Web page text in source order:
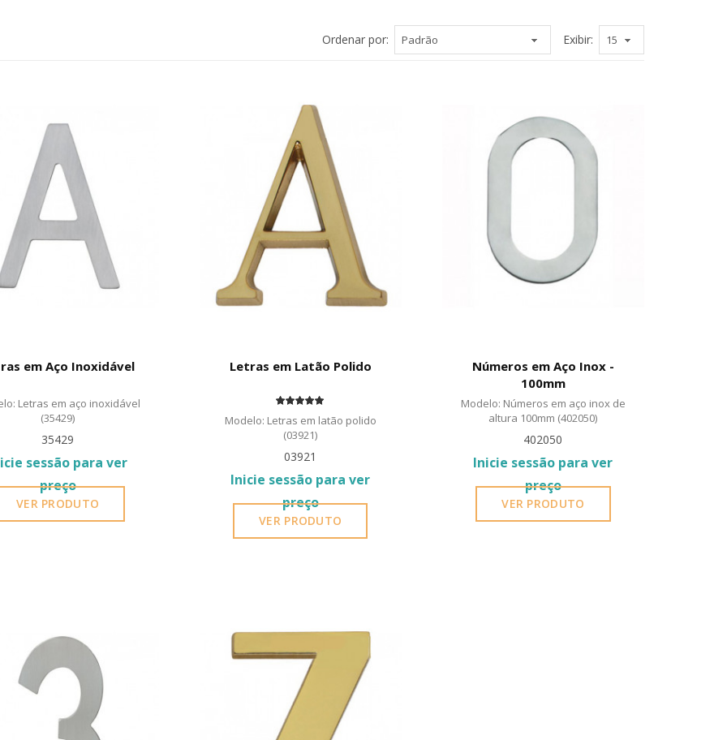
Ordenar por: Exibir:
em Aço Inoxidável
Letras em aço inoxidável
(35429)
35429
sessão para ver
preço
VER PRODUTO
Letras em Latão Polido
Modelo: Letras em latão polido
(03921)
03921
Inicie sessão para ver
preço
VER PRODUTO
Números em Aço Inox -
100mm
Modelo: Números em aço inox de
altura 100mm (402050)
402050
Inicie sessão para ver
preço
VER PRODUTO